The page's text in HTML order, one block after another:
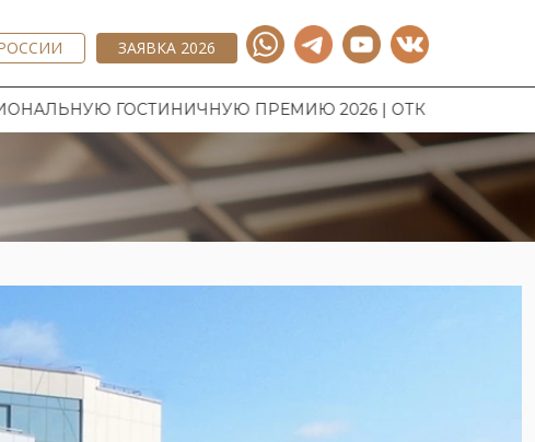
ЗАЯВКА 2026
ПРЕМИЮ 2026 | ОТКРЫТ ПРИЕМ ЗАЯВОК НА